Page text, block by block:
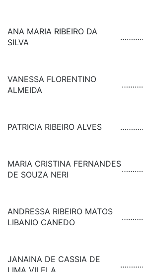
ANA MARIA RIBEIRO DA
SILVA
VANESSA FLORENTINO
ALMEIDA
PATRICIA RIBEIRO ALVES
MARIA CRISTINA FERNANDES
DE SOUZA NERI
ANDRESSA RIBEIRO MATOS
LIBANIO CANEDO
JANAINA DE CASSIA DE
LIMA VILELA